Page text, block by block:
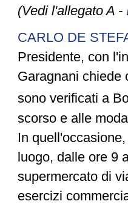
(Vedi l'allegato A -
CARLO DE
Presidente, con
Garagnani chiede
sono verificati a
scorso e alle
In
luogo, dalle ore 9
supermercato di
esercizi